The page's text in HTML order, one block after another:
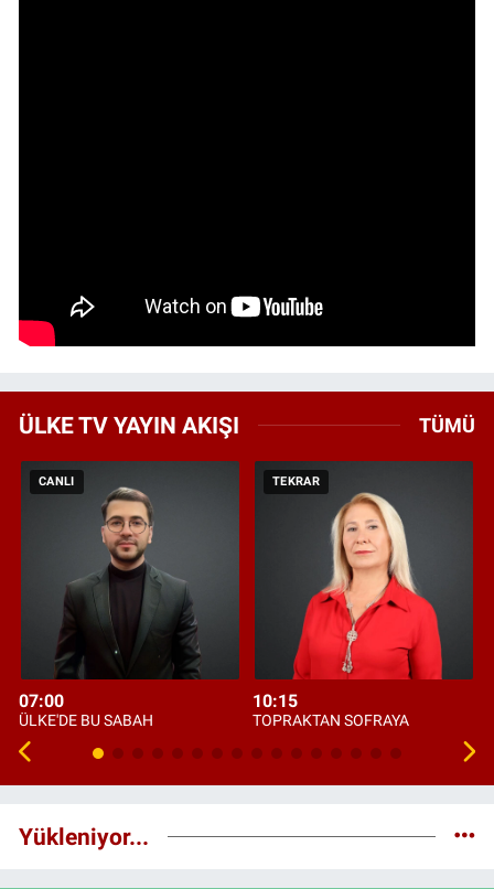
ÜLKE TV YAYIN AKIŞI TÜMÜ
CANLI
07:00
ÜLKE'DE BU SABAH
TEKRAR
10:15
TOPRAKTAN SOFRAYA
Yükleniyor...